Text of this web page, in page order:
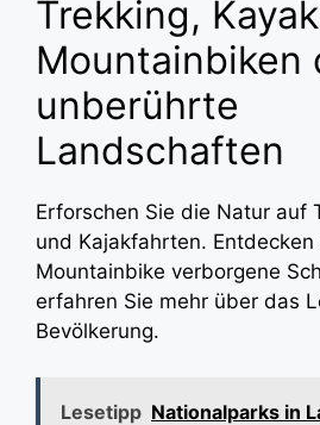
Trekking,
Mountainbiken
unberührte
Landschaften
Erforschen Sie die Natur auf
und Kajakfahrten. Entdecken
Mountainbike verborgene
erfahren Sie mehr über das
Bevölkerung.
Lesetipp Nationalparks in